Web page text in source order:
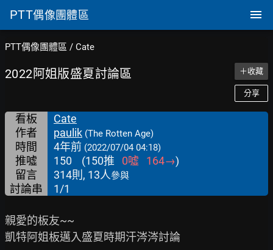
PTT偶像團體區
PTT偶像團體區 / Cate
2022阿姐版盛夏討論區 ＋收藏
分享
看板
Cate
作者
paulik (The Rotten Age)
時間 4年前 (2022/07/04 04:18)
推噓 150 (150推 0噓 164→)
留言
314則, 13人參與
討論串 1/1
親愛的板友~~
凱特阿姐板邁入盛夏時期汗涔涔討論